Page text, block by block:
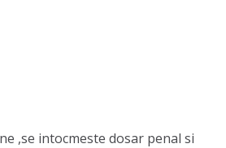
,se intocmeste dosar penal si